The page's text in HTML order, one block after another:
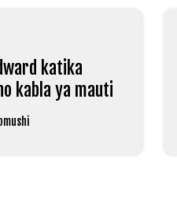
katika
kabla ya mauti